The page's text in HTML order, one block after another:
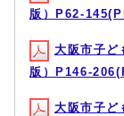
版）P62-
大阪市子ど
版）P146-
大阪市子ど